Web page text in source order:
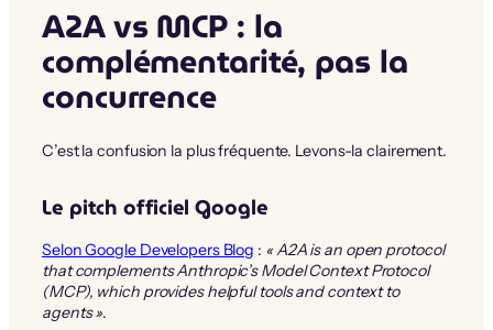
A2A vs MCP : la
complémentarité, pas la
concurrence
C’est la confusion la plus fréquente. Levons-la clairement.
Le pitch officiel Google
Selon Google Developers Blog : « A2A is an open protocol
that complements Anthropic’s Model Context Protocol
(MCP), which provides helpful tools and context to
agents ».